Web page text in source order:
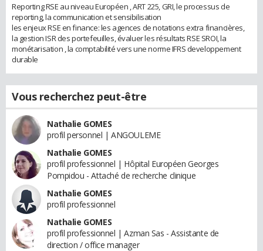
Reporting RSE au niveau Européen , ART 225, GRI, le processus de
reporting, la communication et sensibilisation
les enjeux RSE en finance: les agences de notations extra financières,
la gestion ISR des portefeuilles, évaluer les résultats RSE SROI, la
monétarisation , la comptabilité vers une norme IFRS developpement
durable
Vous recherchez peut-être
Nathalie GOMES
profil personnel | ANGOULEME
Nathalie GOMES
profil professionnel | Hôpital Européen Georges
Pompidou - Attaché de recherche clinique
Nathalie GOMES
profil professionnel
Nathalie GOMES
profil professionnel | Azman Sas - Assistante de
direction / office manager